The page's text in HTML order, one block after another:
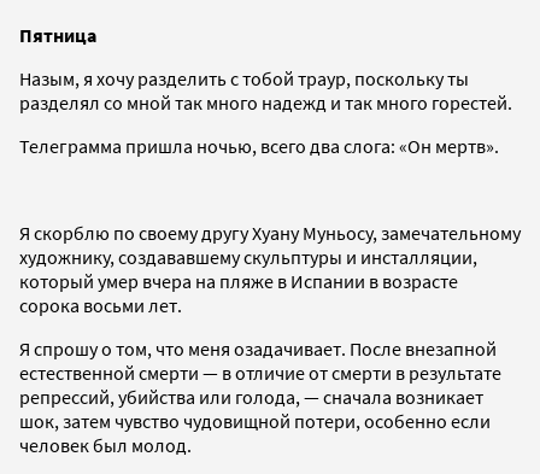
Пятница
Назым, я хочу разделить с тобой траур, поскольку ты
разделял со мной так много надежд и так много горестей.
Телеграмма пришла ночью, всего два слога: «Он мертв».
Я скорблю по своему другу Хуану Муньосу, замечательному
художнику, создававшему скульптуры и инсталляции,
который умер вчера на пляже в Испании в возрасте
сорока восьми лет.
Я спрошу о том, что меня озадачивает. После внезапной
естественной смерти — в отличие от смерти в результате
репрессий, убийства или голода, — сначала возникает
шок, затем чувство чудовищной потери, особенно если
человек был молод.